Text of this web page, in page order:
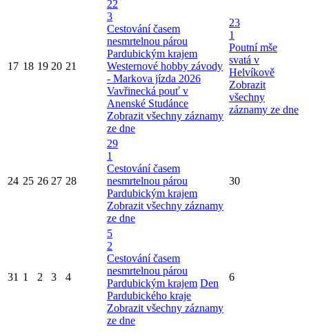
17 18 19 20 21
22
3
Cestování časem
nesmrtelnou párou
Pardubickým krajem
Westernové hobby závody
- Markova jízda 2026
Vavřinecká pouť v
Anenské Studánce
Zobrazit všechny záznamy
ze dne
23
1
Poutní mše
svatá v
Helvíkově
Zobrazit
všechny
záznamy ze dne
24 25 26 27 28
29
1
Cestování časem
nesmrtelnou párou
Pardubickým krajem
Zobrazit všechny záznamy
ze dne
30
31 1 2 3 4
5
2
Cestování časem
nesmrtelnou párou
Pardubickým krajem Den
Pardubického kraje
Zobrazit všechny záznamy
ze dne
6